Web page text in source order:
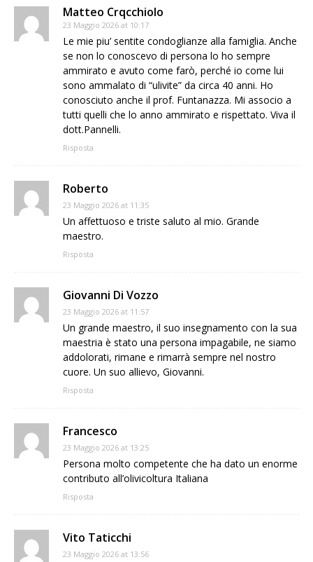
Matteo Crqcchiolo
23 Maggio 2026 at 10:17
Le mie piu’ sentite condoglianze alla famiglia. Anche
se non lo conoscevo di persona lo ho sempre
ammirato e avuto come farò, perché io come lui
sono ammalato di “ulivite” da circa 40 anni. Ho
conosciuto anche il prof. Funtanazza. Mi associo a
tutti quelli che lo anno ammirato e rispettato. Viva il
dott.Pannelli.
Risposta
Roberto
23 Maggio 2026 at 11:35
Un affettuoso e triste saluto al mio. Grande
maestro.
Risposta
Giovanni Di Vozzo
23 Maggio 2026 at 11:57
Un grande maestro, il suo insegnamento con la sua
maestria è stato una persona impagabile, ne siamo
addolorati, rimane e rimarrà sempre nel nostro
cuore. Un suo allievo, Giovanni.
Risposta
Francesco
23 Maggio 2026 at 13:25
Persona molto competente che ha dato un enorme
contributo all’olivicoltura Italiana
Risposta
Vito Taticchi
23 Maggio 2026 at 13:56